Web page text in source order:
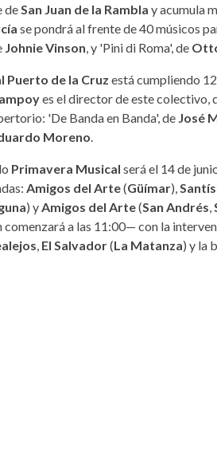
de San Juan de la Rambla y acumula
se pondrá al frente de 40 músicos
Johnie Vinson , y 'Pini di Roma', de
Puerto de la Cruz está cumpliendo
es el director de este colectivo,
'De Banda en Banda', de José
Moreno
Primavera Musical será el 14 de
Amigos del Arte(Güímar),
) y Amigos del Arte(San Andrés
a las 11:00— con la
El Salvador(La Matanza) y la